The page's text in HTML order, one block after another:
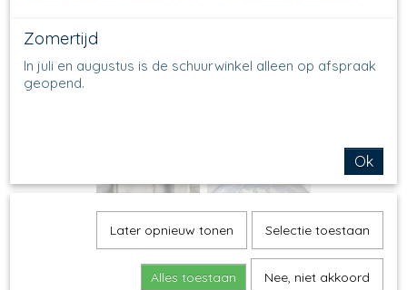
Zomertijd
In juli en augustus is de schuurwinkel alleen op afspraak
geopend.
Ok
Later opnieuw tonen Selectie toestaan
Alles toestaan Nee, niet akkoord